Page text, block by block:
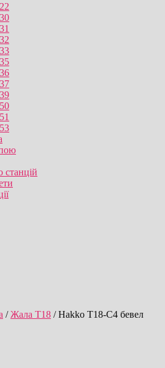
станцій
/Жала T18 / Hakko T18-C4 бевел